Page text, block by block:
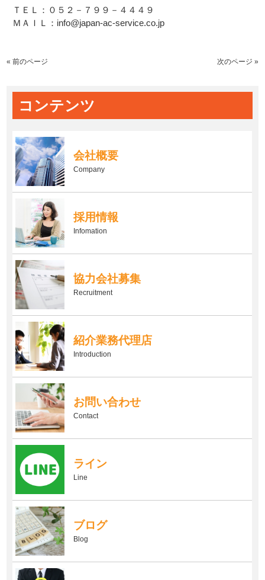
ＴＥＬ：０５２－７９９－４４４９
ＭＡＩＬ：info@japan-ac-service.co.jp
« 前のページ 次のページ »
コンテンツ
会社概要
Company
採用情報
Infomation
協力会社募集
Recruitment
紹介業務代理店
Introduction
お問い合わせ
Contact
ライン
Line
ブログ
Blog